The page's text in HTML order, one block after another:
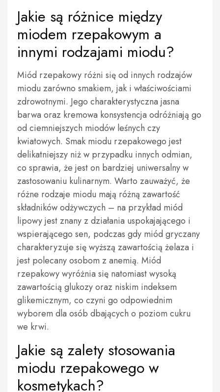
Jakie są różnice między
miodem rzepakowym a
innymi rodzajami miodu?
Miód rzepakowy różni się od innych rodzajów
miodu zarówno smakiem, jak i właściwościami
zdrowotnymi. Jego charakterystyczna jasna
barwa oraz kremowa konsystencja odróżniają go
od ciemniejszych miodów leśnych czy
kwiatowych. Smak miodu rzepakowego jest
delikatniejszy niż w przypadku innych odmian,
co sprawia, że jest on bardziej uniwersalny w
zastosowaniu kulinarnym. Warto zauważyć, że
różne rodzaje miodu mają różną zawartość
składników odżywczych – na przykład miód
lipowy jest znany z działania uspokajającego i
wspierającego sen, podczas gdy miód gryczany
charakteryzuje się wyższą zawartością żelaza i
jest polecany osobom z anemią. Miód
rzepakowy wyróżnia się natomiast wysoką
zawartością glukozy oraz niskim indeksem
glikemicznym, co czyni go odpowiednim
wyborem dla osób dbających o poziom cukru
we krwi.
Jakie są zalety stosowania
miodu rzepakowego w
kosmetykach?